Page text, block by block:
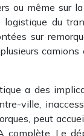
ou même sur
du
sur
camions
a des
ville,
peut
complète. Le